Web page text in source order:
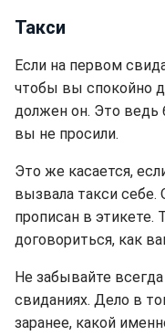
Такси
Если на первом
чтобы вы спокойно
должен он. Это ведь
вы не просили.
Это же касается,
вызвала такси
прописан в
договориться, как
Не забывайте
свиданиях. Дело в
заранее, какой